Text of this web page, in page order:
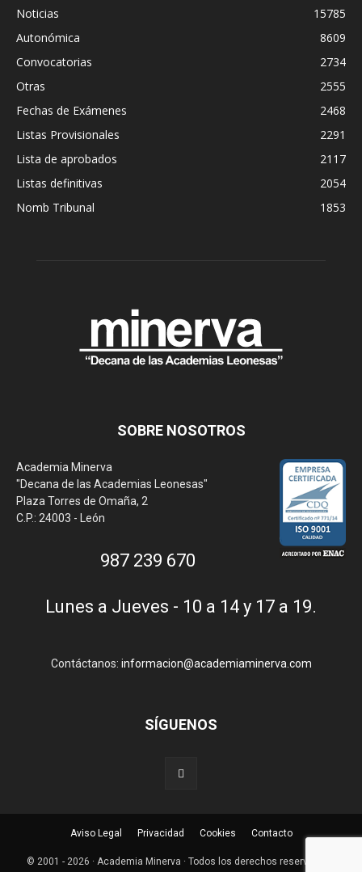
Noticias
15785
Autonómica
8609
Convocatorias
2734
Otras
2555
Fechas de Exámenes
2468
Listas Provisionales
2291
Lista de aprobados
2117
Listas definitivas
2054
Nomb Tribunal
1853
SOBRE NOSOTROS
Academia Minerva
"Decana de las Academias Leonesas"
Plaza Torres de Omaña, 2
C.P.: 24003 - León
987 239 670
Lunes a Jueves - 10 a 14 y 17 a 19.
Contáctanos: informacion@academiaminerva.com
SÍGUENOS
Aviso Legal Privacidad Cookies Contacto
© 2001 - 2026 · Academia Minerva · Todos los derechos reservados ·